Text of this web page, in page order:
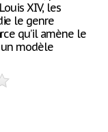
XIV, les
le genre
qu’il amène le
modèle